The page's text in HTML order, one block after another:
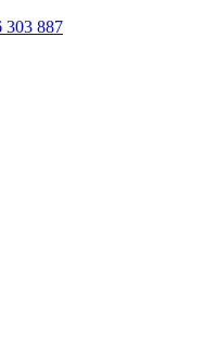
303 887